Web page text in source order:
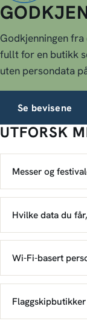
Godkjenningen
fullt for en butikk
uten persondata
Se bevisene
UTFORSK
Messer og
Hvilke data du
Wi-Fi-basert